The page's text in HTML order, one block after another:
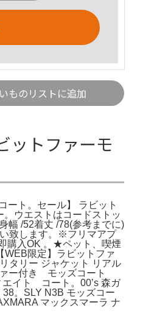
ものリストに追加
ットファーモ
ート。セール】 ラビット
ウエストはコードストッ
幅 /52着丈 /78(参考までに)
致します。※フリマアプ
入OK 。★ペット、喫煙
限定】ラビットファ
リー ジャケット リアル
ァー付き モッズコート
イト コート。00’s 森ガ
。SLY N3B モッズコー
マックスマーラ ナ